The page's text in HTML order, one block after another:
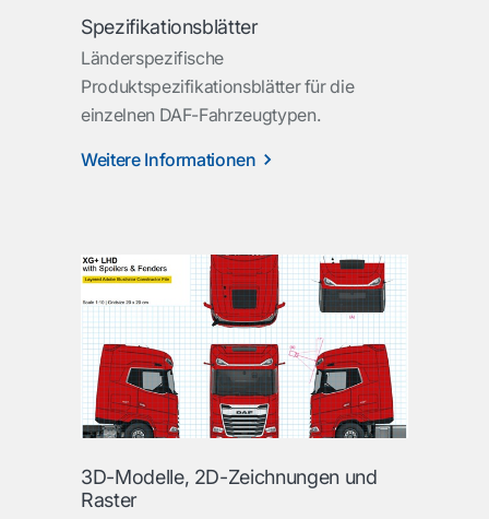
Spezifikationsblätter
Länderspezifische
Produktspezifikationsblätter für die
einzelnen DAF-Fahrzeugtypen.
Weitere Informationen
3D-Modelle, 2D-Zeichnungen und
Raster